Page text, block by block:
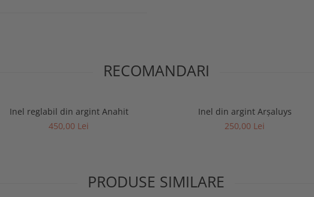
RECOMANDARI
Inel reglabil din argint Anahit
450,00 Lei
Inel din argint Arșaluys
250,00 Lei
PRODUSE SIMILARE